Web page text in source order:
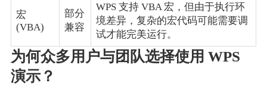
宏
(VBA)
部分
兼容
WPS 支持 VBA 宏，但由于执行环
境差异，复杂的宏代码可能需要调
试才能完美运行。
为何众多用户与团队选择使用 WPS
演示？